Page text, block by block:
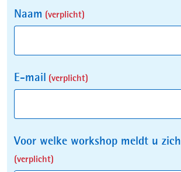
Uw
Naam (verplicht)
E-mail (verplicht)
Voor welke workshop meldt u
(verplicht)